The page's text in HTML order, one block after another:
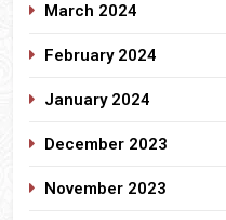
March 2024
February 2024
January 2024
December 2023
November 2023